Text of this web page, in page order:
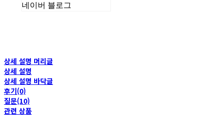
네이버 블로그
상세 설명 머리글
상세 설명
상세 설명 바닥글
후기(0)
질문(10)
관련 상품